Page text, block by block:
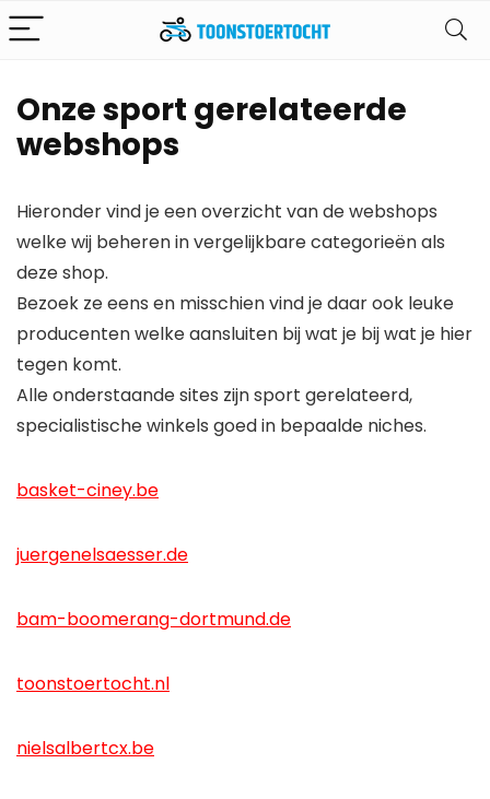
Onze sport gerelateerde
webshops
Hieronder vind je een overzicht van de webshops
welke wij beheren in vergelijkbare categorieën als
deze shop.
Bezoek ze eens en misschien vind je daar ook leuke
producenten welke aansluiten bij wat je bij wat je hier
tegen komt.
Alle onderstaande sites zijn sport gerelateerd,
specialistische winkels goed in bepaalde niches.
basket-ciney.be
juergenelsaesser.de
bam-boomerang-dortmund.de
toonstoertocht.nl
nielsalbertcx.be